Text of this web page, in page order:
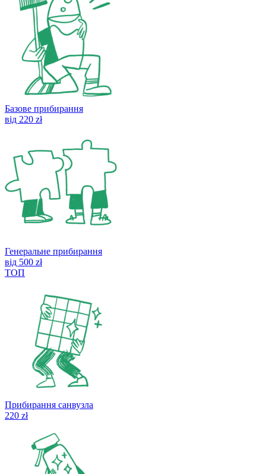
Базове прибирання
від 220 zł
Генеральне прибирання
від 500 zł
ТОП
Прибирання санвузла
220 zł